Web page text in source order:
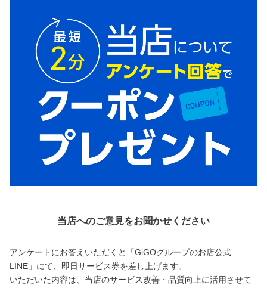
当店へのご意見をお聞かせください
アンケートにお答えいただくと「GiGOグループのお店公式
LINE」にて、即日サービス券を差し上げます。
いただいた内容は、当店のサービス改善・品質向上に活用させて